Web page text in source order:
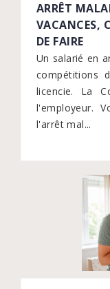
ARRÊT
VACANCES,
DE FAIRE
Un salarié en
compétitions
licencie. La
l'employeur.
l'arrêt mal...